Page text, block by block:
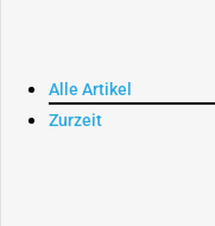
Alle Artikel
Zurzeit